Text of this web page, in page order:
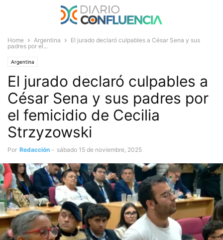
Home Argentina
El jurado declaró culpables a César Sena y sus
padres por el...
Argentina
El jurado declaró culpables a
César Sena y sus padres por
el femicidio de Cecilia
Strzyzowski
Por Redacción - sábado 15 de noviembre, 2025